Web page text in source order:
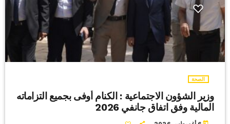
الصحة
وزير الشؤون الاجتماعية : الكنام أوفى بجميع التزاماته
المالية وفق اتفاق جانفي 2026